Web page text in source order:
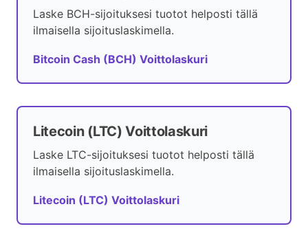
Laske BCH-sijoituksesi tuotot helposti tällä
ilmaisella sijoituslaskimella.
Bitcoin Cash (BCH) Voittolaskuri
Litecoin (LTC) Voittolaskuri
Laske LTC-sijoituksesi tuotot helposti tällä
ilmaisella sijoituslaskimella.
Litecoin (LTC) Voittolaskuri